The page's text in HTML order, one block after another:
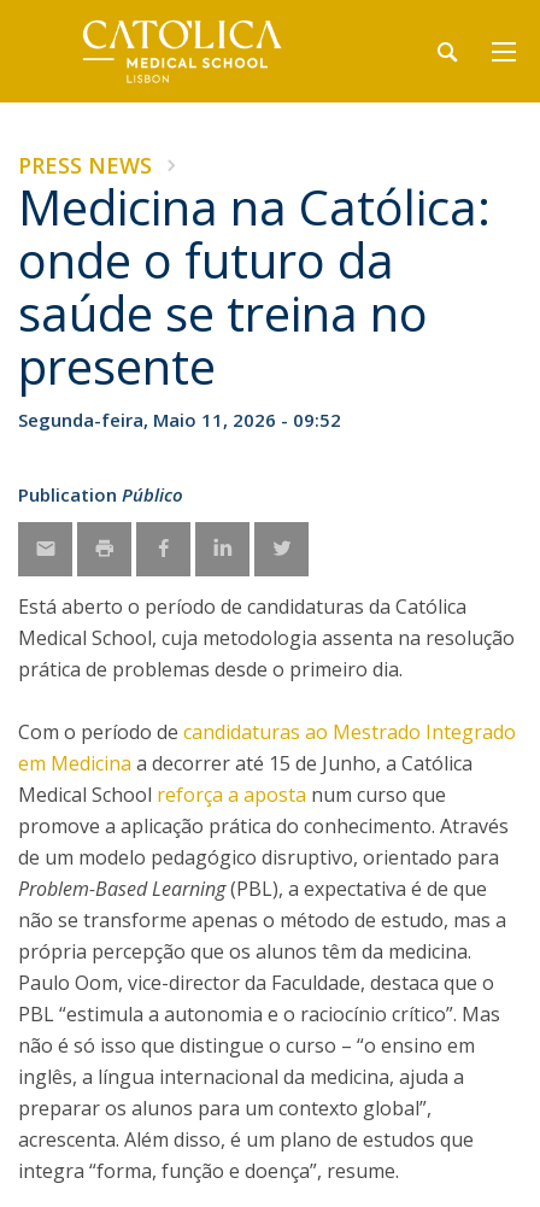
PRESS NEWS
Medicina na Católica:
onde o futuro da
saúde se treina no
presente
Segunda-feira, Maio 11, 2026 - 09:52
Publication Público
Está aberto o período de candidaturas da Católica
Medical School, cuja metodologia assenta na resolução
prática de problemas desde o primeiro dia.
Com o período de candidaturas ao Mestrado Integrado
em Medicina a decorrer até 15 de Junho, a Católica
Medical School reforça a aposta num curso que
promove a aplicação prática do conhecimento. Através
de um modelo pedagógico disruptivo, orientado para
Problem-Based Learning(PBL), a expectativa é de que
não se transforme apenas o método de estudo, mas a
própria percepção que os alunos têm da medicina.
Paulo Oom, vice-director da Faculdade, destaca que o
PBL “estimula a autonomia e o raciocínio crítico”. Mas
não é só isso que distingue o curso – “o ensino em
inglês, a língua internacional da medicina, ajuda a
preparar os alunos para um contexto global”,
acrescenta. Além disso, é um plano de estudos que
integra “forma, função e doença”, resume.